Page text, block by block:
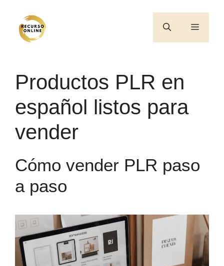
contenido
Menú
Productos PLR en
español listos para
vender
Cómo vender PLR paso
a paso